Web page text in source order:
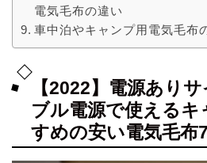
電気毛布の違い
車中泊やキャンプ用電気毛布
【2022】電源あり
ブル電源で使える
すめの安い電気毛布